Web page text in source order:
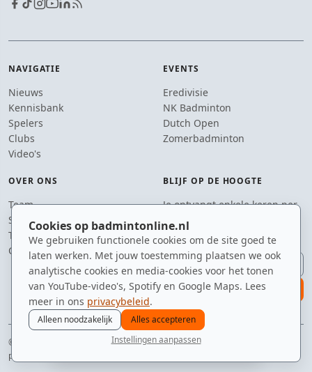
Cookies op badmintonline.nl
We gebruiken functionele cookies om de site goed te
laten werken. Met jouw toestemming plaatsen we ook
analytische cookies en media-cookies voor het tonen
van YouTube-video's, Spotify en Google Maps. Lees
meer in ons privacybeleid.
Alleen noodzakelijk
Alles accepteren
Instellingen aanpassen
NAVIGATIE
Nieuws
Kennisbank
Spelers
Clubs
Video's
EVENTS
Eredivisie
NK Badminton
Dutch Open
Zomerbadminton
OVER ONS
Team
Supporters
Tip de redactie
Contact
BLIJF OP DE HOOGTE
Je ontvangt enkele keren per
jaar een e-mail met het
laatste badmintonnieuws.
E-mailadres
aanmelden
© 2010–2026 badmintonline.nl · 100% veren, 0% plastic
privacy
spelers ranglijst zomer